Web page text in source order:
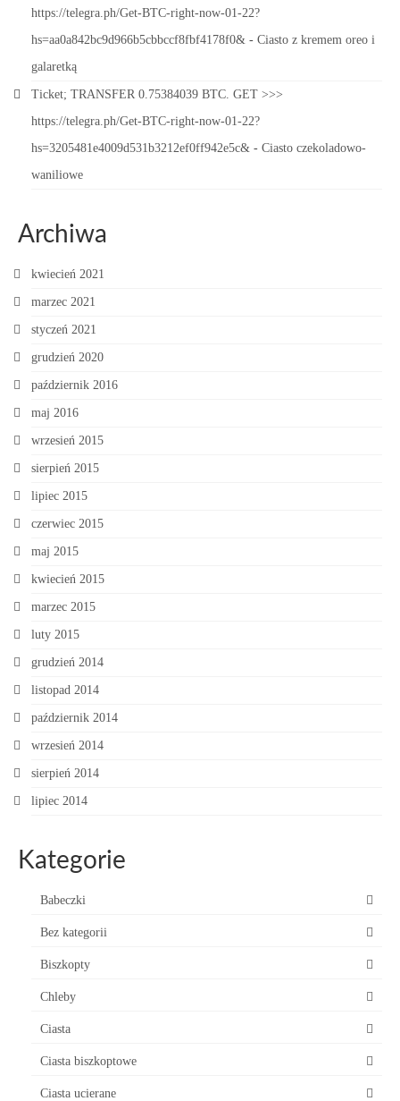
https://telegra.ph/Get-BTC-right-now-01-22?
hs=aa0a842bc9d966b5cbbccf8fbf4178f0& - Ciasto z kremem oreo i
galaretką
Ticket; TRANSFER 0.75384039 BTC. GET >>>
https://telegra.ph/Get-BTC-right-now-01-22?
hs=3205481e4009d531b3212ef0ff942e5c& - Ciasto czekoladowo-
waniliowe
Archiwa
kwiecień 2021
marzec 2021
styczeń 2021
grudzień 2020
październik 2016
maj 2016
wrzesień 2015
sierpień 2015
lipiec 2015
czerwiec 2015
maj 2015
kwiecień 2015
marzec 2015
luty 2015
grudzień 2014
listopad 2014
październik 2014
wrzesień 2014
sierpień 2014
lipiec 2014
Kategorie
Babeczki
Bez kategorii
Biszkopty
Chleby
Ciasta
Ciasta biszkoptowe
Ciasta ucierane